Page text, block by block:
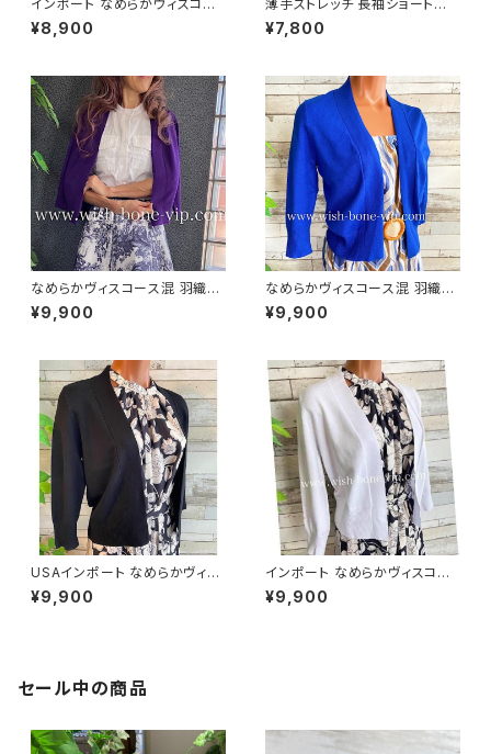
インポート なめらかヴィスコー
ス混 羽織りもの 八分袖・長袖カ
ーディガン/ホワイト
¥8,900
薄手ストレッチ 長袖ショートボ
レロ・ロングスリーブカーディガ
ン UV・紫外線対策 羽織りもの
¥7,800
なめらかヴィスコース混 羽織り
カーディガン USAインポート/パ
ープル
¥9,900
なめらかヴィスコース混 羽織り
カーディガン USAインポート/ブ
ルー
¥9,900
USAインポート なめらかヴィス
コース混 七分袖 カーディガン/
ブラック
¥9,900
インポート なめらかヴィスコー
ス混 羽織り 七～八分袖カーデ
ィガン/ホワイト
¥9,900
セール中の商品